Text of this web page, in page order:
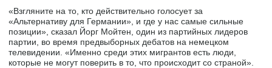
«Взгляните на то, кто действительно голосует за
«Альтернативу для Германии», и где у нас самые сильные
позиции», сказал Йорг Мойтен, один из партийных лидеров
партии, во время предвыборных дебатов на немецком
телевидении. «Именно среди этих мигрантов есть люди,
которые не могут поверить в то, что происходит со страной».